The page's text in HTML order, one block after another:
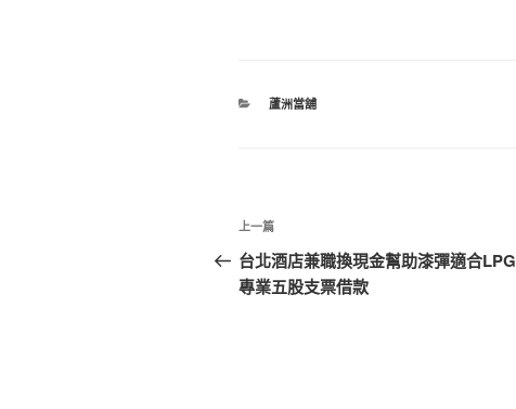
分
蘆洲當舖
文
章
導
上
一
篇
上一篇
台北酒店兼職換現金幫助漆彈適合LPG
專業五股支票借款